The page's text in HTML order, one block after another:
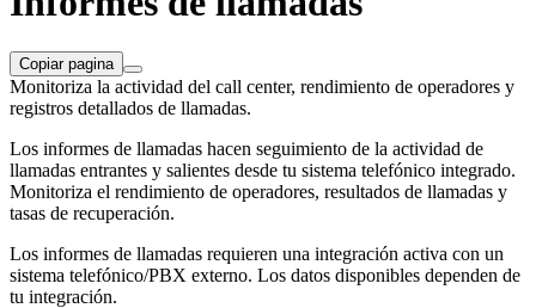
Copiar pagina
Monitoriza la actividad del call center, rendimiento de operadores y
registros detallados de llamadas.
Los informes de llamadas hacen seguimiento de la actividad de
llamadas entrantes y salientes desde tu sistema telefónico integrado.
Monitoriza el rendimiento de operadores, resultados de llamadas y
tasas de recuperación.
Los informes de llamadas requieren una integración activa con un
sistema telefónico/PBX externo. Los datos disponibles dependen de
tu integración.